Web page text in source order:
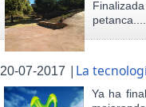
20-07-2017 | La
Ya ha